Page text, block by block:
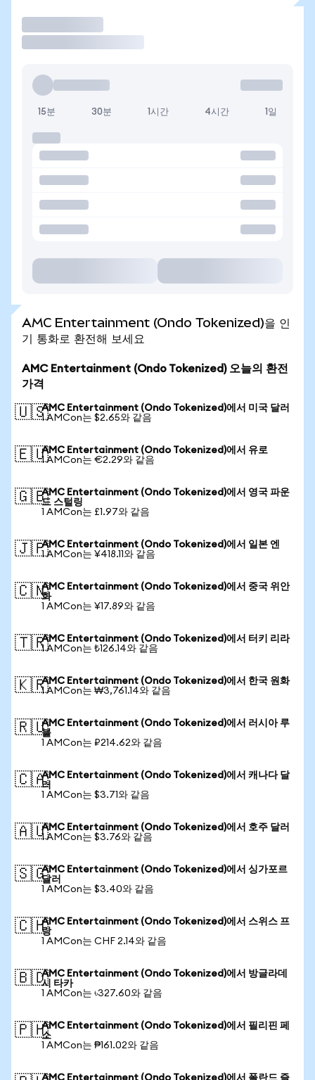
15분 30분 1시간 4시간 1일
AMC Entertainment (Ondo Tokenized)을 인
기 통화로 환전해 보세요
AMC Entertainment (Ondo Tokenized) 오늘의 환전
가격
🇺🇸AMC Entertainment (Ondo Tokenized)에서 미국 달러
1 AMCon는 $2.65와 같음
🇪🇺AMC Entertainment (Ondo Tokenized)에서 유로
1 AMCon는 €2.29와 같음
🇬🇧AMC Entertainment (Ondo Tokenized)에서 영국 파운
드 스털링
1 AMCon는 £1.97와 같음
🇯🇵AMC Entertainment (Ondo Tokenized)에서 일본 엔
1 AMCon는 ¥418.11와 같음
🇨🇳AMC Entertainment (Ondo Tokenized)에서 중국 위안
화
1 AMCon는 ¥17.89와 같음
🇹🇷AMC Entertainment (Ondo Tokenized)에서 터키 리라
1 AMCon는 ₺126.14와 같음
🇰🇷AMC Entertainment (Ondo Tokenized)에서 한국 원화
1 AMCon는 ₩3,761.14와 같음
🇷🇺AMC Entertainment (Ondo Tokenized)에서 러시아 루
블
1 AMCon는 ₽214.62와 같음
🇨🇦AMC Entertainment (Ondo Tokenized)에서 캐나다 달
러
1 AMCon는 $3.71와 같음
🇦🇺AMC Entertainment (Ondo Tokenized)에서 호주 달러
1 AMCon는 $3.76와 같음
🇸🇬AMC Entertainment (Ondo Tokenized)에서 싱가포르
달러
1 AMCon는 $3.40와 같음
🇨🇭AMC Entertainment (Ondo Tokenized)에서 스위스 프
랑
1 AMCon는 CHF 2.14와 같음
🇧🇩AMC Entertainment (Ondo Tokenized)에서 방글라데
시 타카
1 AMCon는 ৳327.60와 같음
🇵🇭AMC Entertainment (Ondo Tokenized)에서 필리핀 페
소
1 AMCon는 ₱161.02와 같음
AMC Entertainment (Ondo Tokenized)에서 폴란드 즐